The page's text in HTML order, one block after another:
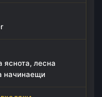
яснота, лесна
начинаещи